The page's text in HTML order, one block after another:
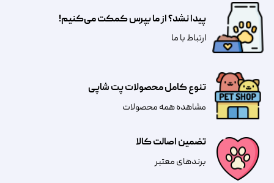
تضمین اصالت کالا
​​برندهای معتبر​​​​​​​
تنوع کامل محصولات پت شاپی
مشاهده همه محصولات
پیدا نشد؟ از ما بپرس کمکت می‌کنیم!
​​​ارتباط با ما